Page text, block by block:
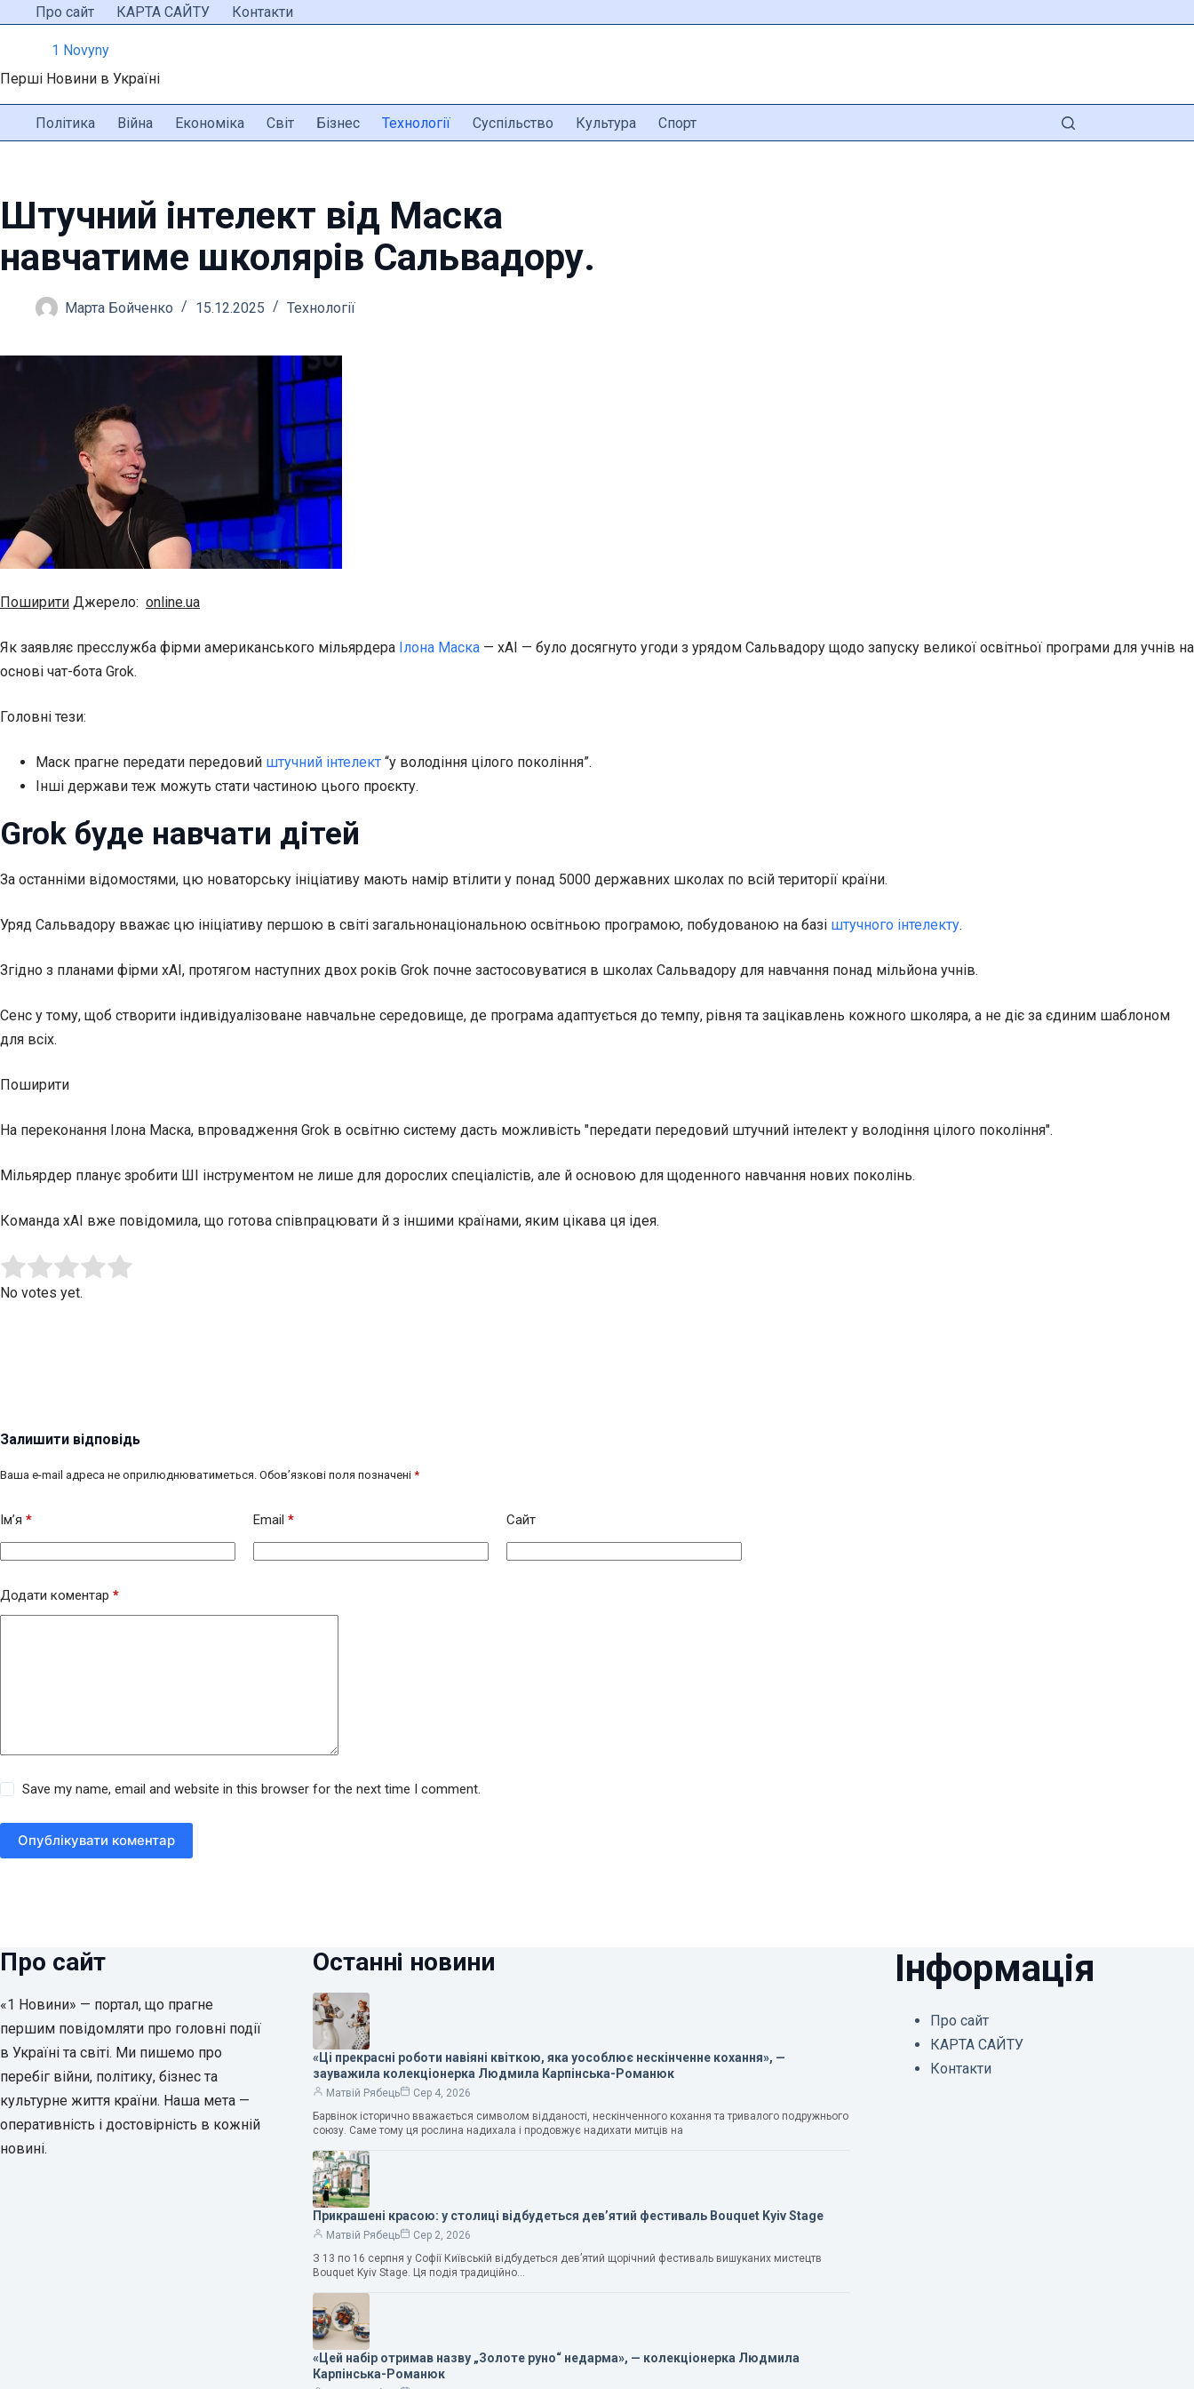
ПерейтиПро сайт КАРТА САЙТУ Контакти
1 Novyny
Перші Новини в Україні
Політика Війна Економіка Світ Бізнес Технології Суспільство Культура Спорт
Штучний інтелект від Маска
навчатиме школярів Сальвадору.
Марта Бойченко 15.12.2025 Технології
Поширити Джерело: online.ua
Як заявляє пресслужба фірми американського мільярдера Ілона Маска — xAI — було досягнуто угоди з урядом Сальвадору щодо запуску великої освітньої програми для учнів на
основі чат-бота Grok.
Головні тези:
Маск прагне передати передовий штучний інтелект “у володіння цілого покоління”.
Інші держави теж можуть стати частиною цього проєкту.
Grok буде навчати дітей
За останніми відомостями, цю новаторську ініціативу мають намір втілити у понад 5000 державних школах по всій території країни.
Уряд Сальвадору вважає цю ініціативу першою в світі загальнонаціональною освітньою програмою, побудованою на базі штучного інтелекту.
Згідно з планами фірми xAI, протягом наступних двох років Grok почне застосовуватися в школах Сальвадору для навчання понад мільйона учнів.
Сенс у тому, щоб створити індивідуалізоване навчальне середовище, де програма адаптується до темпу, рівня та зацікавлень кожного школяра, а не діє за єдиним шаблоном
для всіх.
Поширити
На переконання Ілона Маска, впровадження Grok в освітню систему дасть можливість "передати передовий штучний інтелект у володіння цілого покоління".
Мільярдер планує зробити ШІ інструментом не лише для дорослих спеціалістів, але й основою для щоденного навчання нових поколінь.
Команда xAI вже повідомила, що готова співпрацювати й з іншими країнами, яким цікава ця ідея.
Rate this item:
No votes yet.
Залишити відповідь
Ваша e-mail адреса не оприлюднюватиметься. Обов’язкові поля позначені *
Ім’я * Email * Сайт
Додати коментар *
Save my name, email and website in this browser for the next time I comment.
Опублікувати коментар
Про сайт
«1 Новини» — портал, що прагне
першим повідомляти про головні події
в Україні та світі. Ми пишемо про
перебіг війни, політику, бізнес та
культурне життя країни. Наша мета —
оперативність і достовірність в кожній
новині.
Останні новини
«Ці прекрасні роботи навіяні квіткою, яка уособлює нескінченне кохання», —
зауважила колекціонерка Людмила Карпінська-Романюк
Матвій Рябець
Сер 4, 2026
Барвінок історично вважається символом відданості, нескінченного кохання та тривалого подружнього
союзу. Саме тому ця рослина надихала і продовжує надихати митців на
Прикрашені красою: у столиці відбудеться дев’ятий фестиваль Bouquet Kyiv Stage
Матвій Рябець
Сер 2, 2026
З 13 по 16 серпня у Софії Київській відбудеться дев’ятий щорічний фестиваль вишуканих мистецтв
Bouquet Kyiv Stage. Ця подія традиційно…
«Цей набір отримав назву „Золоте руно“ недарма», — колекціонерка Людмила
Карпінська-Романюк
Інформація
Про сайт
КАРТА САЙТУ
Контакти